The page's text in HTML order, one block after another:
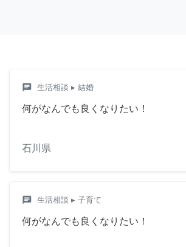
chat 生活相談 ▸ 結婚
何がなんでも良くなりたい！
石川県
chat 生活相談 ▸ 子育て
何がなんでも良くなりたい！